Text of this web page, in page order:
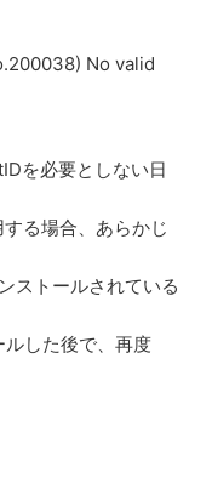
No valid
を必要としない日
る場合、あらかじ
ストールされている
した後で、再度